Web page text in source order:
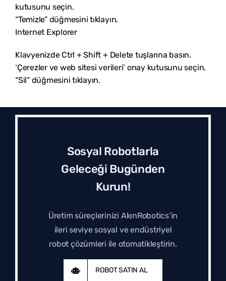
kutusunu seçin.
“Temizle” düğmesini tıklayın.
Internet Explorer
Klavyenizde Ctrl + Shift + Delete tuşlarına basın.
‘Çerezler ve web sitesi verileri’ onay kutusunu seçin.
“Sil” düğmesini tıklayın.
Sosyal Robotlarla
Geleceği Bugünden
Kurun!
Üretim süreçlerinizi AkınRobotics’in
ileri seviye sosyal ve endüstriyel
robot çözümleri ile otomatikleştirin.
ROBOT SATIN AL